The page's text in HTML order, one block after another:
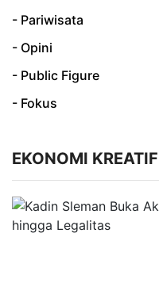
- Pariwisata
- Opini
- Public Figure
- Fokus
EKONOMI KREATIF